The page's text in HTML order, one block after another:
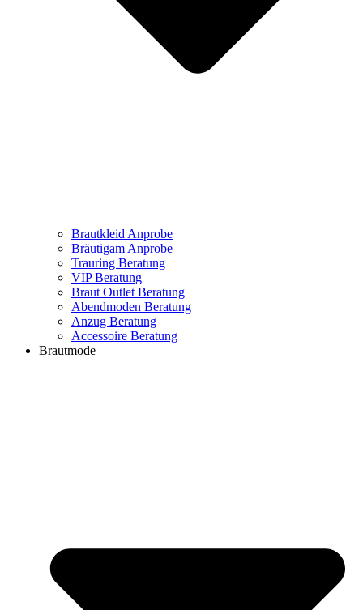
Brautkleid Anprobe
Bräutigam Anprobe
Trauring Beratung
VIP Beratung
Braut Outlet Beratung
Abendmoden Beratung
Anzug Beratung
Accessoire Beratung
Brautmode